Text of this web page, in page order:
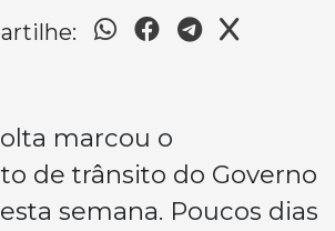
marcou o
de trânsito do Governo
semana. Poucos dias